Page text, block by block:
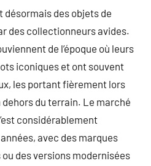
désormais des objets de
des collectionneurs avides.
de l’époque où leurs
iconiques et ont souvent
les portant fièrement lors
du terrain. Le marché
considérablement
avec des marques
des versions modernisées